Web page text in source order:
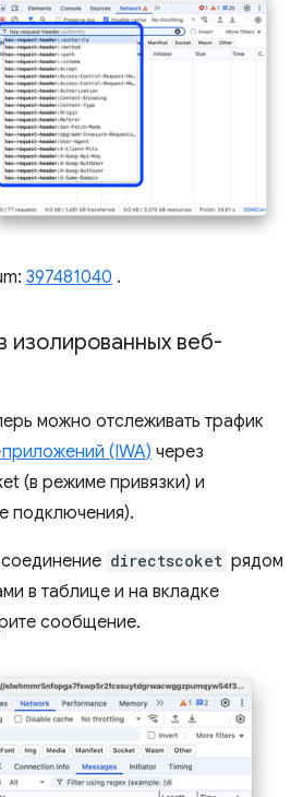
397481040 .
изолированных веб-
можно отслеживать трафик
(IWA) через
(в режиме привязки) и
подключения).
directscoket рядом
в таблице и на вкладке
сообщение.